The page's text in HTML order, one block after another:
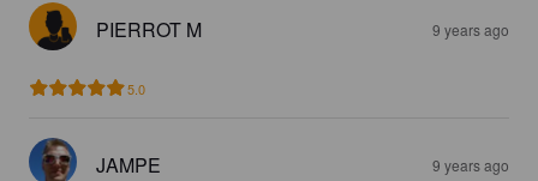
PIERROT M 9 years ago
5.0
JAMPE 9 years ago